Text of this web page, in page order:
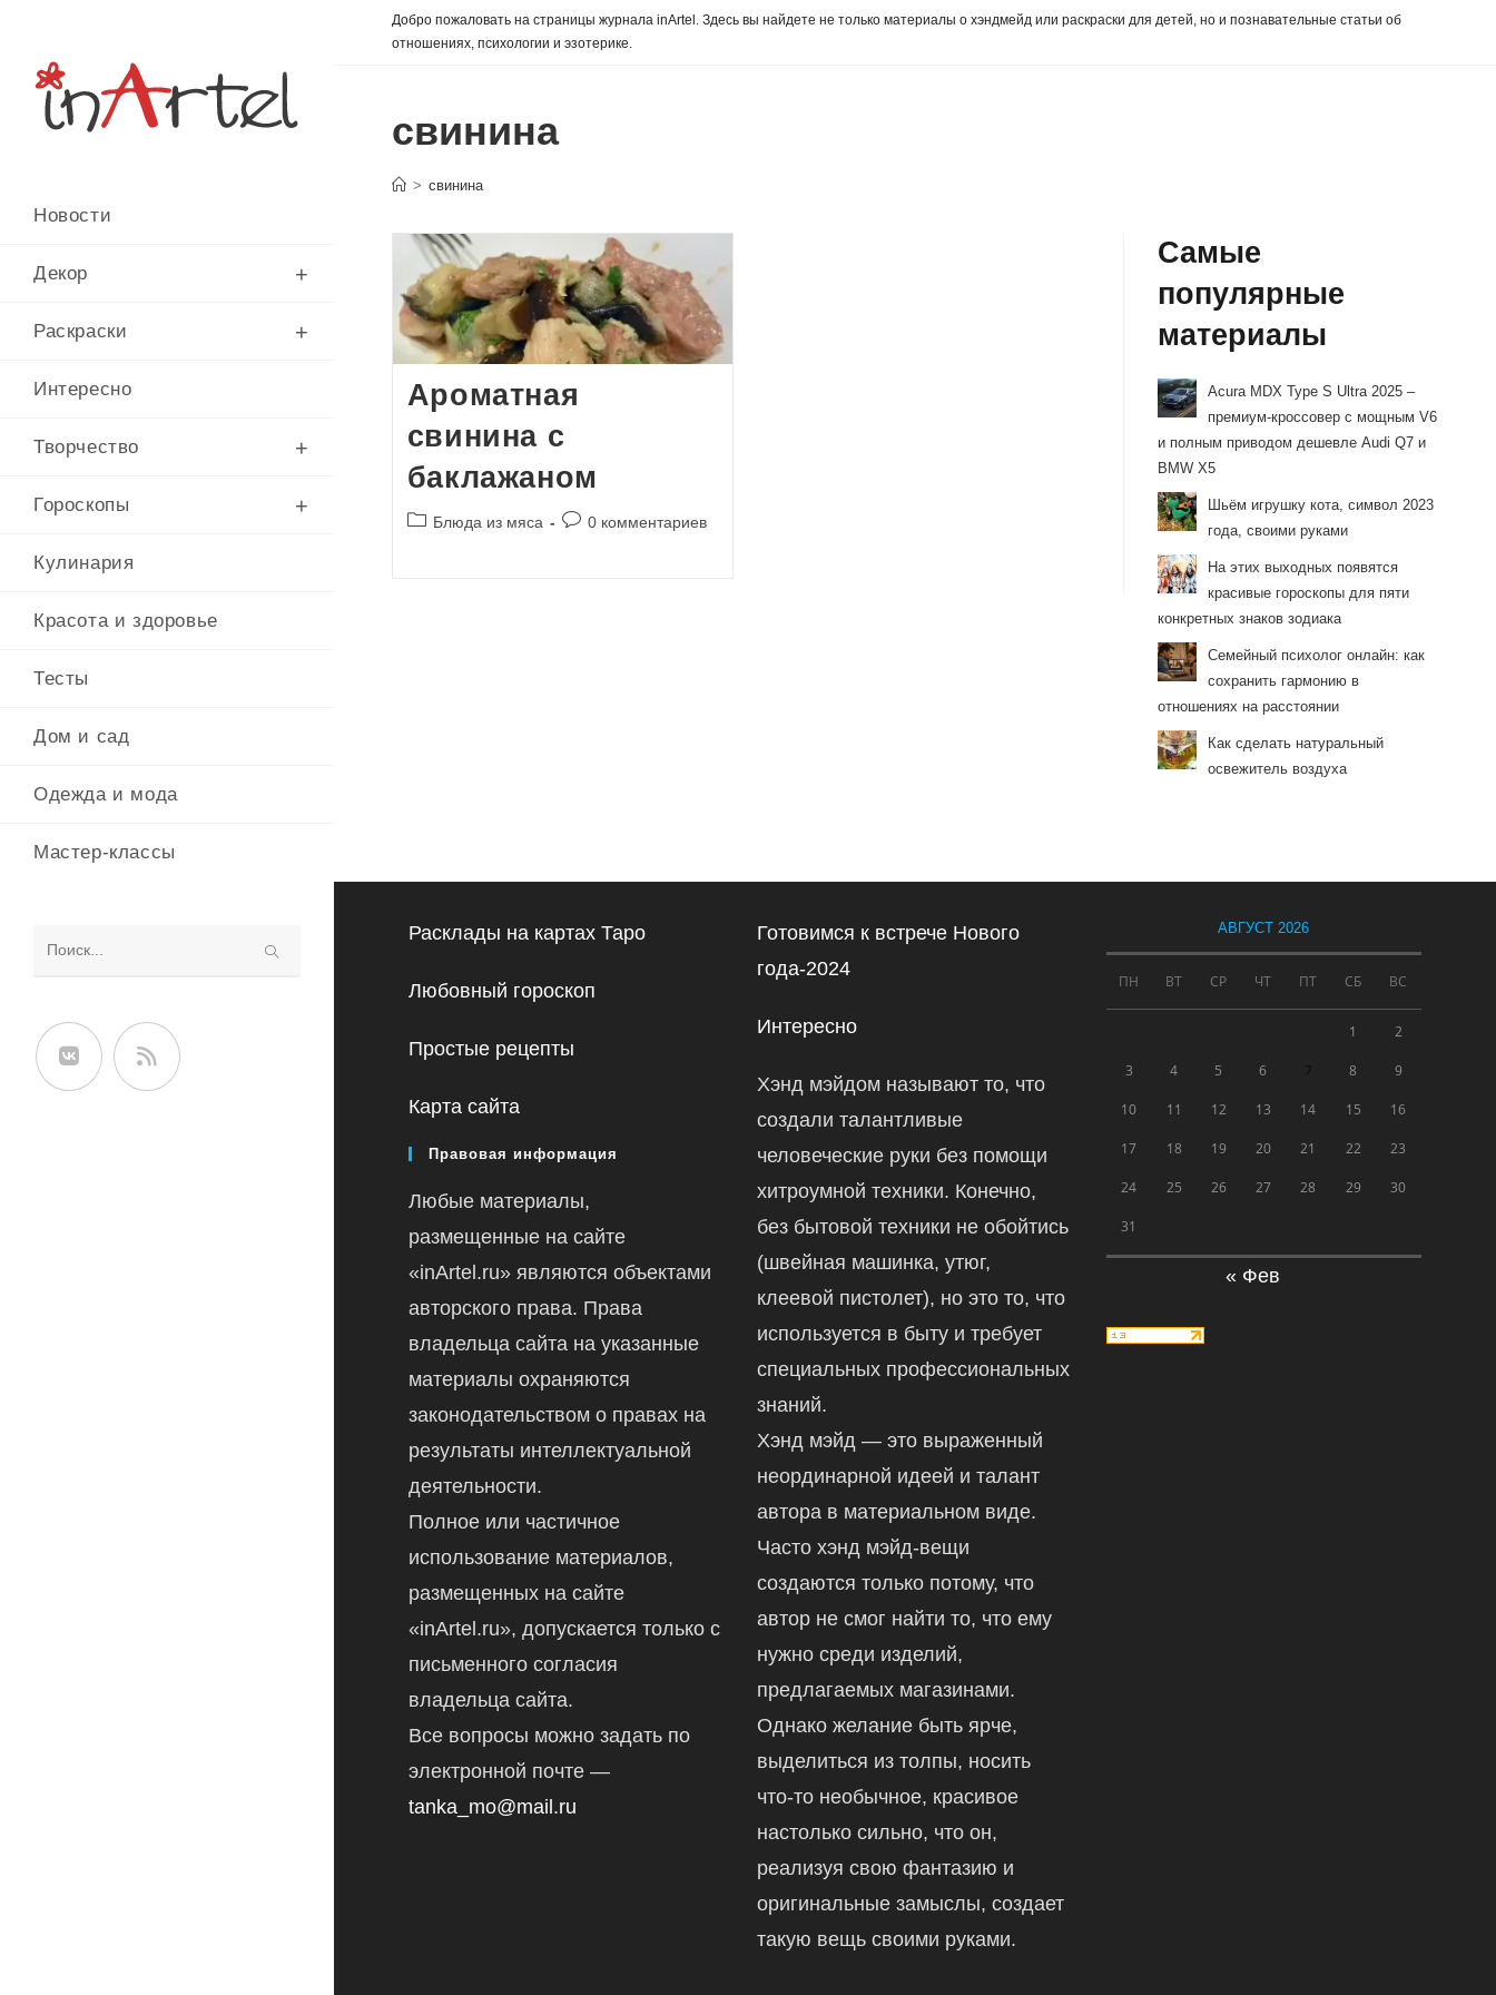
ПерейтиДобро пожаловать на страницы журнала inArtel. Здесь вы найдете не только материалы о хэндмейд или раскраски для детей, но и познавательные статьи об
отношениях, психологии и эзотерике.
Новости
Декор
Раскраски
Интересно
Творчество
Гороскопы
Кулинария
Красота и здоровье
Тесты
Дом и сад
Одежда и мода
Мастер-классы
сайте
свинина
> свинина
Ароматная
свинина с
баклажаном
РубрикаБлюда из мяса
Комментарии
0 комментариев
Самые
популярные
материалы
Acura MDX Type S Ultra 2025 –
премиум-кроссовер с мощным V6
и полным приводом дешевле Audi Q7 и
BMW X5
Шьём игрушку кота, символ 2023
года, своими руками
На этих выходных появятся
красивые гороскопы для пяти
конкретных знаков зодиака
Семейный психолог онлайн: как
сохранить гармонию в
отношениях на расстоянии
Как сделать натуральный
освежитель воздуха
Расклады на картах Таро
Любовный гороскоп
Простые рецепты
Карта сайта
Правовая информация
Любые материалы,
размещенные на сайте
«inArtel.ru» являются объектами
авторского права. Права
владельца сайта на указанные
материалы охраняются
законодательством о правах на
результаты интеллектуальной
деятельности.
Полное или частичное
использование материалов,
размещенных на сайте
«inArtel.ru», допускается только с
письменного согласия
владельца сайта.
Все вопросы можно задать по
электронной почте —
tanka_mo@mail.ru
Готовимся к встрече Нового
года-2024
Интересно
Хэнд мэйдом называют то, что
создали талантливые
человеческие руки без помощи
хитроумной техники. Конечно,
без бытовой техники не обойтись
(швейная машинка, утюг,
клеевой пистолет), но это то, что
используется в быту и требует
специальных профессиональных
знаний.
Хэнд мэйд — это выраженный
неординарной идеей и талант
автора в материальном виде.
Часто хэнд мэйд-вещи
создаются только потому, что
автор не смог найти то, что ему
нужно среди изделий,
предлагаемых магазинами.
Однако желание быть ярче,
выделиться из толпы, носить
что-то необычное, красивое
настолько сильно, что он,
реализуя свою фантазию и
оригинальные замыслы, создает
такую вещь своими руками.
АВГУСТ 2026
ПН ВТ СР ЧТ ПТ СБ ВС
1 2
3 4 5 6 8 9
10 11 12 13 14 15 16
17 18 19 20 21 22 23
24 25 26 27 28 29 30
31
« Фев